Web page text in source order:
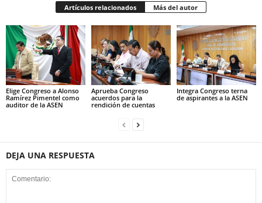
Artículos relacionados Más del autor
Elige Congreso a Alonso
Ramírez Pimentel como
auditor de la ASEN
Aprueba Congreso
acuerdos para la
rendición de cuentas
Integra Congreso terna
de aspirantes a la ASEN
DEJA UNA RESPUESTA